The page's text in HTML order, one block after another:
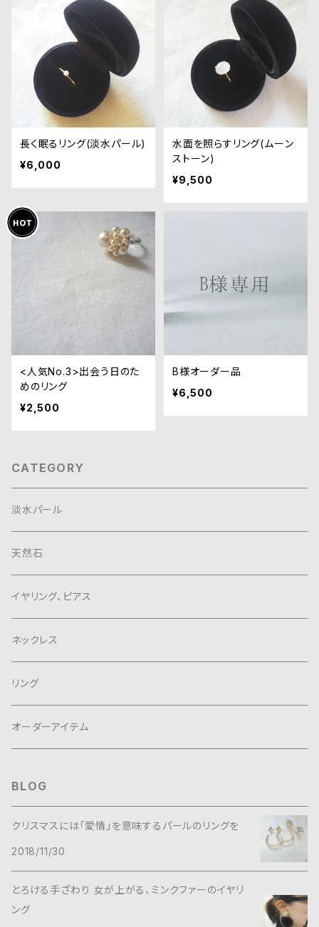
長く眠るリング(淡水パール)
¥6,000
水面を照らすリング(ムーン
ストーン)
¥9,500
<人気No.3>出会う日のた
めのリング
¥2,500
B様オーダー品
¥6,500
CATEGORY
淡水パール
天然石
イヤリング、ピアス
ネックレス
リング
オーダーアイテム
BLOG
クリスマスには「愛情」を意味するパールのリングを
2018/11/30
とろける手ざわり 女が上がる、ミンクファーのイヤリ
ング